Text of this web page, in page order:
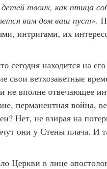
твоих, как птица
вам дом ваш пуст».
интригами, их
сегодня находится на
свои ветхозаветные
не вполне отвечающее
перманентная война,
Нет, не взирая на
они у Стены плача. И
Церкви в лице